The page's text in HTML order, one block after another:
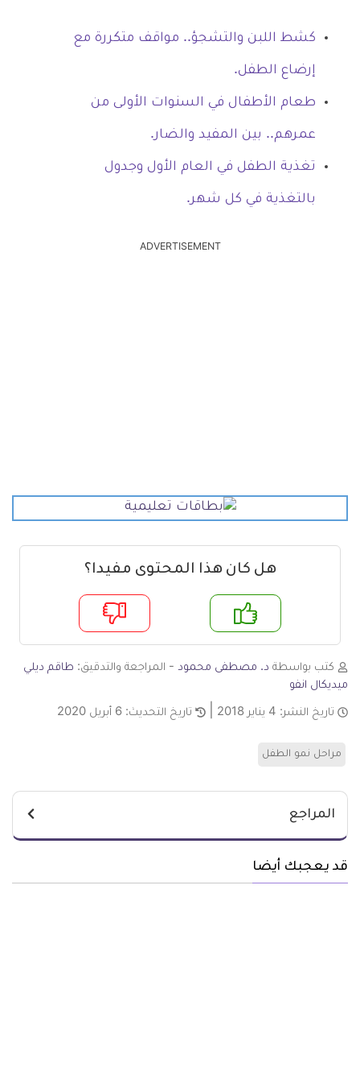
كشط اللبن والتشجؤ.. مواقف متكررة مع
إرضاع الطفل.
طعام الأطفال في السنوات الأولى من
عمرهم.. بين المفيد والضار.
تغذية الطفل في العام الأول وجدول
بالتغذية في كل شهر.
ADVERTISEMENT
هل كان هذا المحتوى مفيدا؟
لا
كتب بواسطة د. مصطفى محمود - المراجعة والتدقيق: طاقم ديلي
ميديكال انفو
تاريخ النشر: 4 يناير 2018 تاريخ التحديث: 6 أبريل 2020
مراحل نمو الطفل
المراجع
قد يعجبك أيضا